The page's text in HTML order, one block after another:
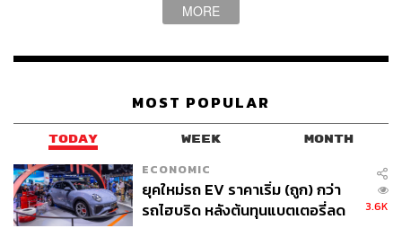
MORE
MOST POPULAR
TODAY WEEK MONTH
ECONOMIC
ยุคใหม่รถ EV ราคาเริ่ม (ถูก) กว่า
รถไฮบริด หลังต้นทุนแบตเตอรี่ลด
3.6K